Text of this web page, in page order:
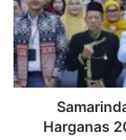
KB
Serentak
Harganas
2026,
Fokus
Percepatan
Penurunan
Harganas